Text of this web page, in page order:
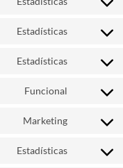
service
Consent
service
analytics
Estadísticas
Consent
service
Estadísticas
Consent
service
Funcional
Consent
service
Marketing
Consent
service
Estadísticas
Consent